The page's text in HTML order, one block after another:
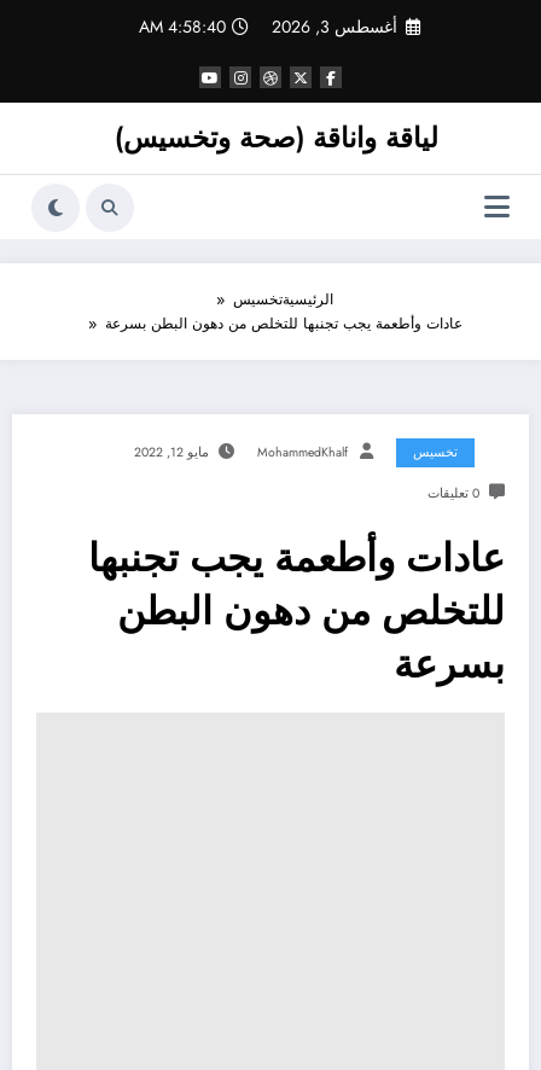
أغسطس 3, 2026 4:58:41 AM
لياقة واناقة (صحة وتخسيس)
الرئيسيةتخسيس
عادات وأطعمة يجب تجنبها للتخلص من دهون البطن بسرعة
تخسيس MohammedKhalf مايو 12, 2022
0 تعليقات
عادات وأطعمة يجب تجنبها
للتخلص من دهون البطن
بسرعة